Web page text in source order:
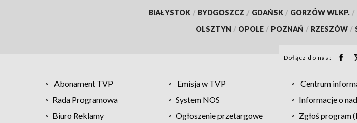
BIAŁYSTOK / BYDGOSZCZ / GDAŃSK / GORZÓW WLKP. /
OLSZTYN / OPOLE / POZNAŃ / RZESZÓW /
Dołącz do nas:
Abonament TVP Emisja w TVP Centrum
Rada Programowa
System NOS Informacje o
Biuro Reklamy
Ogłoszenie przetargowe Zgłoś program